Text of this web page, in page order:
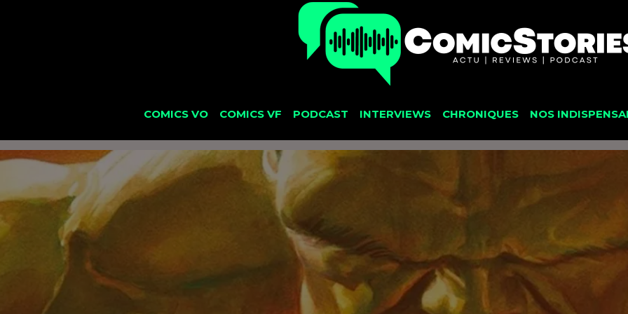
COMICS VO COMICS VF PODCAST INTERVIEWS CHRONIQUES NOS